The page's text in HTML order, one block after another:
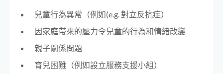
兒童行為異常（例如(e.g. 對立反抗症）
因家庭帶來的壓力令兒童的行為和情緒改變
親子關係問題
育兒困難（例如設立服務支援小組）